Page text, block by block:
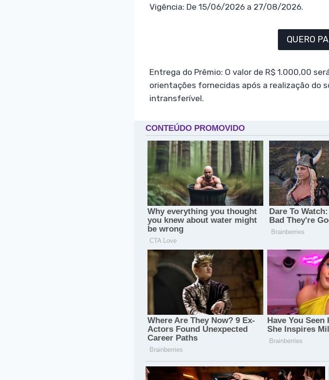
Vigência: De 15/06/2026 a 27/08/2026.
QUERO
Entrega do Prêmio: O valor de R$ 1.000,00
orientações fornecidas após a realização do
intransferível.